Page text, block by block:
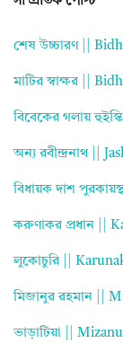
শেষ উচ্চারণ ||
মাটির স্বাক্ষর ||
বিবেকের গলায়
অন্য রবীন্দ্রনাথ ||
বিধায়ক দাশ
করুণাকর প্রধান ||
লুকোচুরি ||
মিজানুর রহমান ||
ভাড়াটিয়া ||